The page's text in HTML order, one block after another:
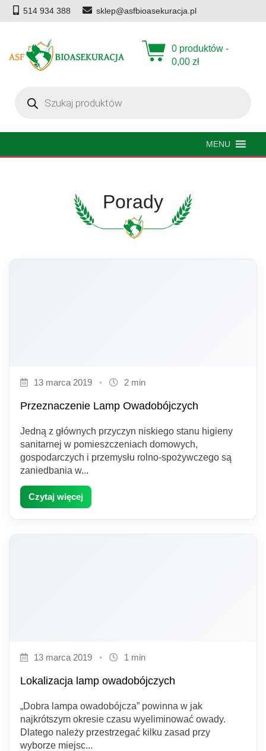
514 934 388 sklep@asfbioasekuracja.pl
0 produktów -
0,00 zł
produktów
MENU
Porady
13 marca 2019 • 2 min
Przeznaczenie Lamp Owadobójczych
Jedną z głównych przyczyn niskiego stanu higieny
sanitarnej w pomieszczeniach domowych,
gospodarczych i przemysłu rolno-spożywczego są
zaniedbania w...
Czytaj więcej
13 marca 2019 • 1 min
Lokalizacja lamp owadobójczych
„Dobra lampa owadobójcza” powinna w jak
najkrótszym okresie czasu wyeliminować owady.
Dlatego należy przestrzegać kilku zasad przy
wyborze miejsc...